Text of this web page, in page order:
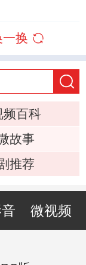
一换
频百科
故事
推荐
微视频